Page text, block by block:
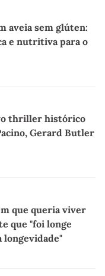
aveia sem glúten:
e nutritiva para o
thriller histórico
Gerard Butler
que queria viver
que "foi longe
longevidade"